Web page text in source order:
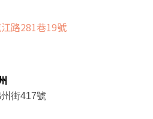
路281巷19號
街417號